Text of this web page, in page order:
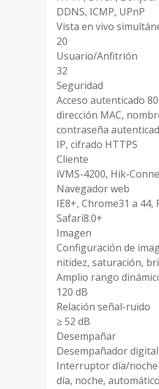
DDNS, ICMP, UPnP
Vista en vivo
20
Usuario/Anfitrión
32
Seguridad
Acceso autenticado
dirección MAC,
contraseña
IP, cifrado HTTPS
Cliente
iVMS-4200, Hik-
Navegador web
IE8+, Chrome31 a 44,
Safari8.0+
Imagen
Configuración de
nitidez, saturación,
Amplio rango
120 dB
Relación señal-ruido
≥ 52 dB
Desempañar
Desempañador digital
Interruptor día/noche
día, noche,